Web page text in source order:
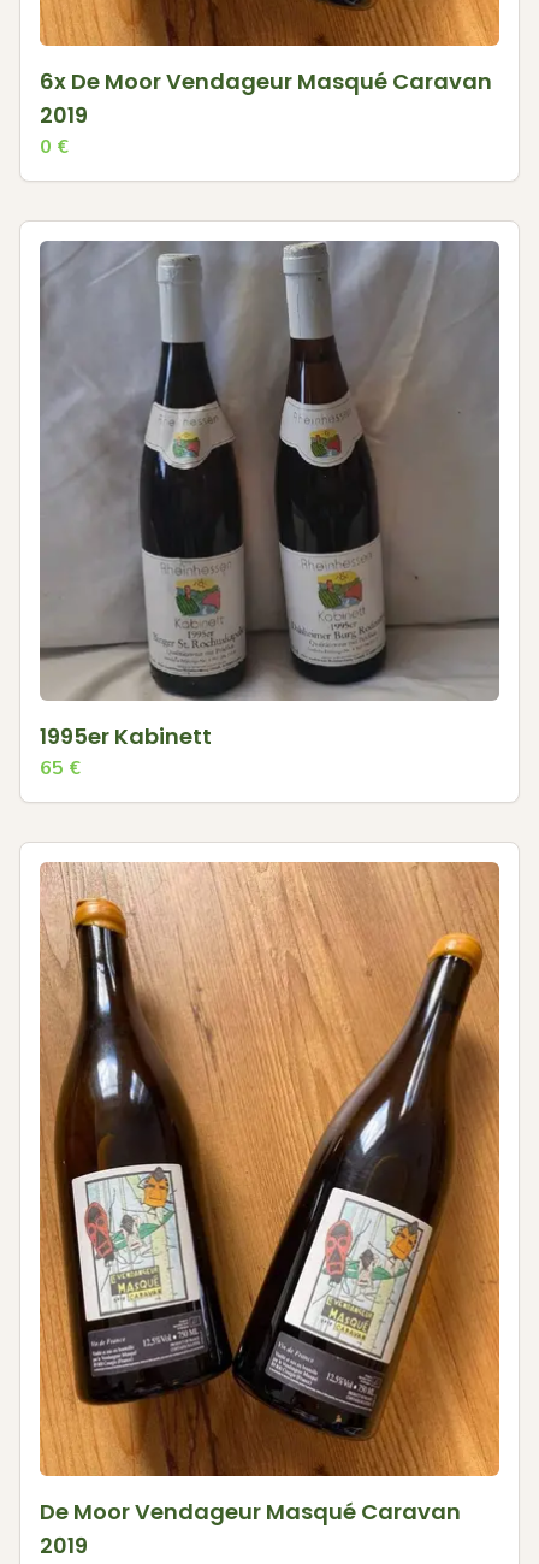
6x De Moor Vendageur Masqué Caravan
2019
0 €
1995er Kabinett
65 €
De Moor Vendageur Masqué Caravan
2019